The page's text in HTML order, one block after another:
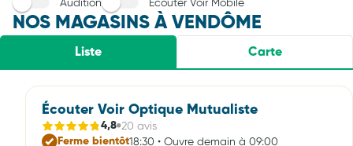
NOS MAGASINS À VENDÔME
Liste Carte
Écouter Voir Optique Mutualiste
4,8 20 avis
Ferme bientôt18:30 • Ouvre demain à 09:00